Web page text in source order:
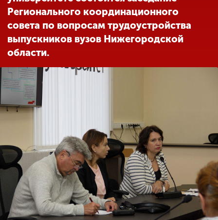
деятельность
Другие виды
деятельности
Студенческая жизнь
образовательной
организации
ENG SPN CHI
Регионального координационного
совета по вопросам трудоустройства
выпускников вузов Нижегородской
области.